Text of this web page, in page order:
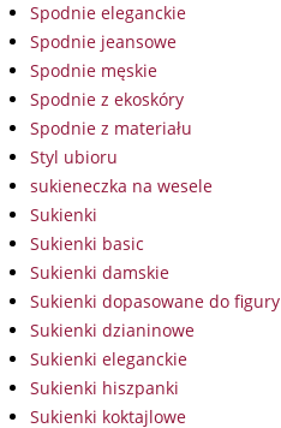
Spodnie eleganckie
Spodnie jeansowe
Spodnie męskie
Spodnie z ekoskóry
Spodnie z materiału
Styl ubioru
sukieneczka na wesele
Sukienki
Sukienki basic
Sukienki damskie
Sukienki dopasowane do figury
Sukienki dzianinowe
Sukienki eleganckie
Sukienki hiszpanki
Sukienki koktajlowe